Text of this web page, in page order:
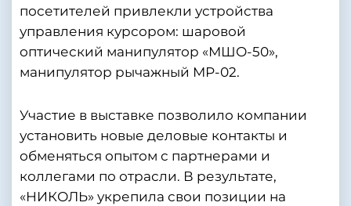
посетителей привлекли устройства
управления курсором: шаровой
оптический манипулятор «МШО-50»,
манипулятор рычажный МР-02.
Участие в выставке позволило компании
установить новые деловые контакты и
обменяться опытом с партнерами и
коллегами по отрасли. В результате,
«НИКОЛЬ» укрепила свои позиции на